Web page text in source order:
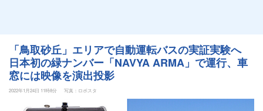
「鳥取砂丘」エリアで自動運転バスの実証実験へ
日本初の緑ナンバー「NAVYA ARMA」で運行、車
窓には映像を演出投影
2022年1月24日 11時8分 写真：ロボスタ